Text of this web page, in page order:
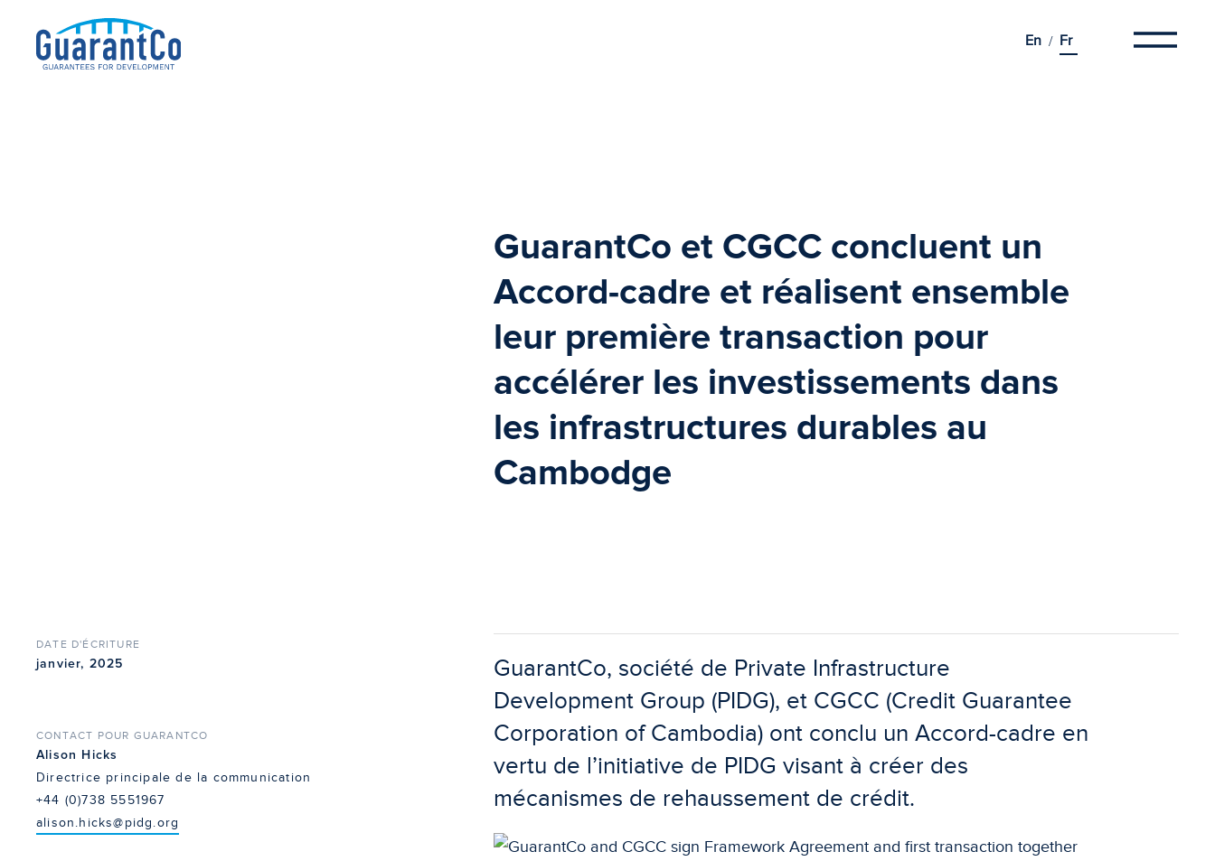
En Fr
GuarantCo et CGCCconcluent un
Accord-cadre et réalisent ensemble
leur première transaction pour
accélérer les investissements dans
les infrastructures durables au
Cambodge
DATE D'ÉCRITURE
janvier, 2025
CONTACT POUR GUARANTCO
Alison Hicks
Directrice principale de la communication
+44 (0)738 5551967
alison.hicks@pidg.org
GuarantCo, société de Private Infrastructure
Development Group (PIDG), et CGCC (Credit Guarantee
Corporation of Cambodia) ont conclu un Accord-cadre en
vertu de l’initiative de PIDG visant à créer des
mécanismes de rehaussement de crédit.